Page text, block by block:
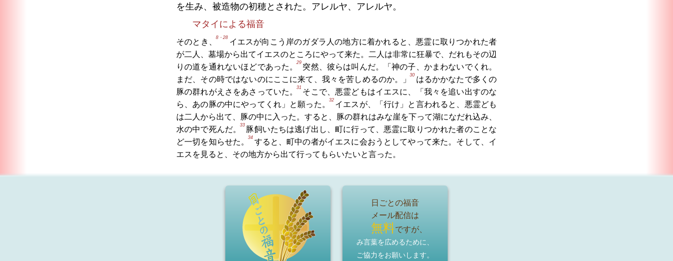
を生み、被造物の初穂とされた。アレルヤ、アレルヤ。
マタイによる福音
そのとき、
8・28
イエスが向こう岸のガダラ人の地方に着かれると、悪霊に取りつかれた者
が二人、墓場から出てイエスのところにやって来た。二人は非常に狂暴で、だれもその辺
りの道を通れないほどであった。
29
突然、彼らは叫んだ。「神の子、かまわないでくれ。
まだ、その時ではないのにここに来て、我々を苦しめるのか。」
30
はるかかなたで多くの
豚の群れがえさをあさっていた。
31
そこで、悪霊どもはイエスに、「我々を追い出すのな
ら、あの豚の中にやってくれ」と願った。
32
イエスが、「行け」と言われると、悪霊ども
は二人から出て、豚の中に入った。すると、豚の群れはみな崖を下って湖になだれ込み、
水の中で死んだ。
33
豚飼いたちは逃げ出し、町に行って、悪霊に取りつかれた者のことな
ど一切を知らせた。
34
すると、町中の者がイエスに会おうとしてやって来た。そして、イ
エスを見ると、その地方から出て行ってもらいたいと言った。
日ごとの福音
メール配信は
無料ですが、
み言葉を広めるために、
ご協力をお願いします。